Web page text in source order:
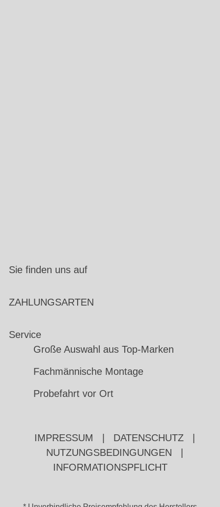
Sie finden uns auf
ZAHLUNGSARTEN
Service
Große Auswahl aus Top-Marken
Fachmännische Montage
Probefahrt vor Ort
IMPRESSUM DATENSCHUTZ
NUTZUNGSBEDINGUNGEN
INFORMATIONSPFLICHT